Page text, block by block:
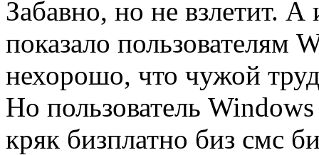
Забавно, но не взлетит.
показало пользователям
нехорошо, что чужой
Но пользователь Windows
кряк бизплатно биз смс